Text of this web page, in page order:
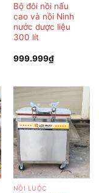
Bộ đôi nồi nấu
cao và nồi Ninh
nước dược liệu
300 lít
999.999₫
NỒI LUỘC